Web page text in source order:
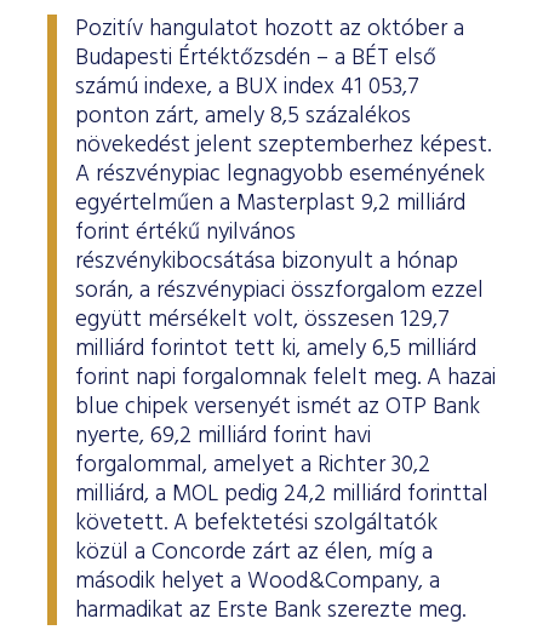
Pozitív hangulatot hozott az október a
Budapesti Értéktőzsdén – a BÉT első
számú indexe, a BUX index 41 053,7
ponton zárt, amely 8,5 százalékos
növekedést jelent szeptemberhez képest.
A részvénypiac legnagyobb eseményének
egyértelműen a Masterplast 9,2 milliárd
forint értékű nyilvános
részvénykibocsátása bizonyult a hónap
során, a részvénypiaci összforgalom ezzel
együtt mérsékelt volt, összesen 129,7
milliárd forintot tett ki, amely 6,5 milliárd
forint napi forgalomnak felelt meg. A hazai
blue chipek versenyét ismét az OTP Bank
nyerte, 69,2 milliárd forint havi
forgalommal, amelyet a Richter 30,2
milliárd, a MOL pedig 24,2 milliárd forinttal
követett. A befektetési szolgáltatók
közül a Concorde zárt az élen, míg a
második helyet a Wood&Company, a
harmadikat az Erste Bank szerezte meg.